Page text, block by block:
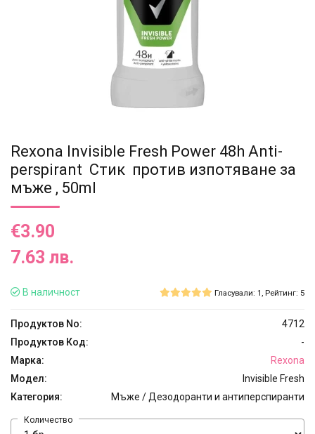
Rexona Invisible Fresh Power 48h Anti-
perspirant Стик против изпотяване за
мъже , 50ml
€3.90
7.63 лв.
В наличност Гласували: 1, Рейтинг: 5
Продуктов No:
4712
Продуктов Код:
-
Марка:
Rexona
Модел:
Invisible Fresh
Категория:
Мъже / Дезодоранти и антиперспиранти
Количество